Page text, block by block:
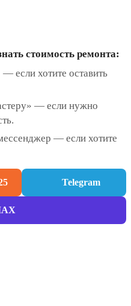
стоимость ремонта:
если хотите оставить
— если нужно
— если хотите
Telegram